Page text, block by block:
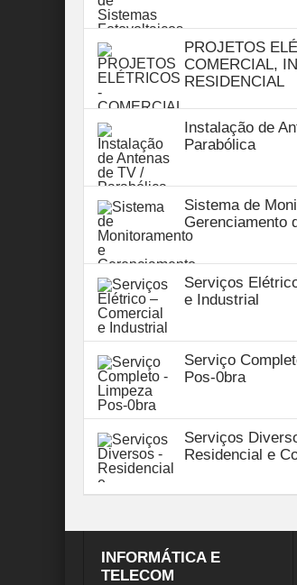
PROJETOS
COMERCIAL,
RESIDENCIAL
Instalação de
Parabólica
Sistema de
Gerenciamento
Serviços
e Industrial
Serviço
Pos-0bra
Serviços
Residencial e
INFORMÁTICA E
TELECOM